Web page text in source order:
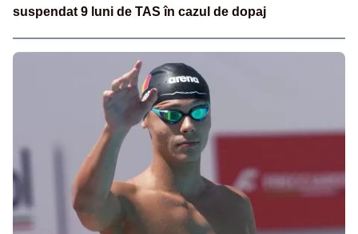
suspendat 9 luni de TAS în cazul de dopaj